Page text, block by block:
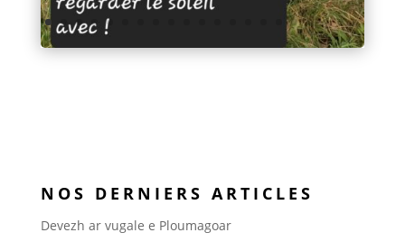
NOS DERNIERS ARTICLES
Devezh ar vugale e Ploumagoar